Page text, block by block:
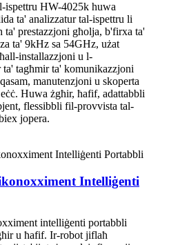
ispettru HW-4025k huwa
ta' analizzatur tal-ispettru li
ta' prestazzjoni għolja, b'firxa ta'
ta' 9kHz sa 54GHz, użat
installazzjoni u l-
tagħmir ta' komunikazzjoni
manutenzjoni u skoperta
Huwa żgħir, ħafif, adattabbli
flessibbli fil-provvista tal-
jopera.
Intelliġenti
intelliġenti portabbli
u ħafif. Ir-robot jiflaħ